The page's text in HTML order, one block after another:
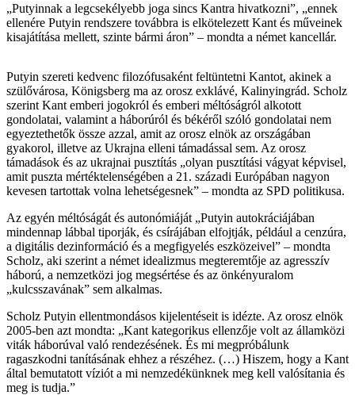
„Putyinnak a legcsekélyebb joga sincs Kantra hivatkozni”, „ennek
ellenére Putyin rendszere továbbra is elkötelezett Kant és műveinek
kisajátítása mellett, szinte bármi áron” – mondta a német kancellár.
Putyin szereti kedvenc filozófusaként feltüntetni Kantot, akinek a
szülővárosa, Königsberg ma az orosz exklávé, Kalinyingrád. Scholz
szerint Kant emberi jogokról és emberi méltóságról alkotott
gondolatai, valamint a háborúról és békéről szóló gondolatai nem
egyeztethetők össze azzal, amit az orosz elnök az országában
gyakorol, illetve az Ukrajna elleni támadással sem. Az orosz
támadások és az ukrajnai pusztítás „olyan pusztítási vágyat képvisel,
amit puszta mértéktelenségében a 21. századi Európában nagyon
kevesen tartottak volna lehetségesnek” – mondta az SPD politikusa.
Az egyén méltóságát és autonómiáját „Putyin autokráciájában
mindennap lábbal tiporják, és csírájában elfojtják, például a cenzúra,
a digitális dezinformáció és a megfigyelés eszközeivel” – mondta
Scholz, aki szerint a német idealizmus megteremtője az agresszív
háború, a nemzetközi jog megsértése és az önkényuralom
„kulcsszavának” sem alkalmas.
Scholz Putyin ellentmondásos kijelentéseit is idézte. Az orosz elnök
2005-ben azt mondta: „Kant kategorikus ellenzője volt az államközi
viták háborúval való rendezésének. És mi megpróbálunk
ragaszkodni tanításának ehhez a részéhez. (…) Hiszem, hogy a Kant
által bemutatott víziót a mi nemzedékünknek meg kell valósítania és
meg is tudja.”